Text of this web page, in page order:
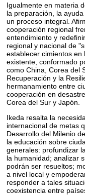
Igualmente en materia
la preparación, la
un proceso integral.
cooperación regional
entendimiento y
regional y nacional de
establecer cimientos en
existente, conformado
como China, Corea del
Recuperación y la
hermanamiento entre
cooperación en
Corea del Sur y Japón.
Ikeda resalta la
internacional de metas
Desarrollo del Milenio
la educación sobre
generales: profundizar
la humanidad; analizar
podrán ser resueltos;
a nivel local y
responder a tales
coexistencia entre